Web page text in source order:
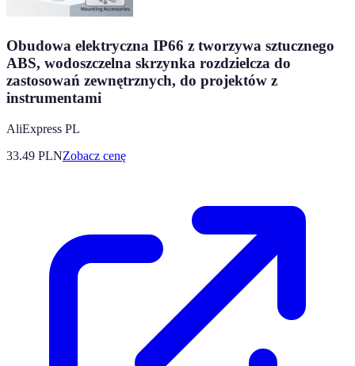
Obudowa elektryczna IP66 z tworzywa sztucznego
ABS, wodoszczelna skrzynka rozdzielcza do
zastosowań zewnętrznych, do projektów z
instrumentami
AliExpress PL
33.49 PLNZobacz cenę